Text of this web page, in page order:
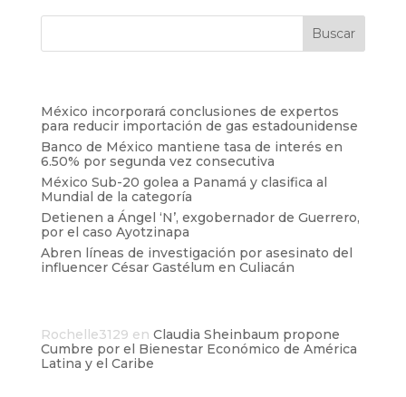
México incorporará conclusiones de expertos
para reducir importación de gas estadounidense
Banco de México mantiene tasa de interés en
6.50% por segunda vez consecutiva
México Sub-20 golea a Panamá y clasifica al
Mundial de la categoría
Detienen a Ángel ‘N’, exgobernador de Guerrero,
por el caso Ayotzinapa
Abren líneas de investigación por asesinato del
influencer César Gastélum en Culiacán
Rochelle3129 en Claudia Sheinbaum propone
Cumbre por el Bienestar Económico de América
Latina y el Caribe